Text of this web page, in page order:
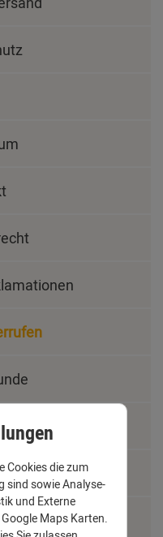
Cookies die zum
sind sowie Analyse-
und Externe
Maps Karten.